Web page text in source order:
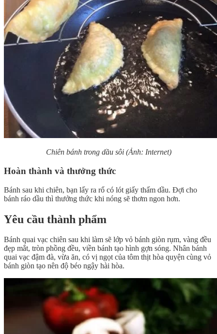
Chiên bánh trong dầu sôi (Ảnh: Internet)
Hoàn thành và thưởng thức
Bánh sau khi chiên, bạn lấy ra rổ có lót giấy thấm dầu. Đợi cho
bánh ráo dầu thì thưởng thức khi nóng sẽ thơm ngon hơn.
Yêu cầu thành phẩm
Bánh quai vạc chiên sau khi làm sẽ lớp vỏ bánh giòn rụm, vàng đều
đẹp mắt, tròn phồng đều, viền bánh tạo hình gợn sóng. Nhân bánh
quai vạc đậm đà, vừa ăn, có vị ngọt của tôm thịt hòa quyện cùng vỏ
bánh giòn tạo nên độ béo ngậy hài hòa.